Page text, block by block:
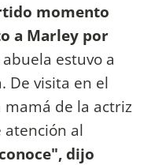
momento
a Marley por
estuvo a
De visita en el
mamá de la actriz
atención al
dijo